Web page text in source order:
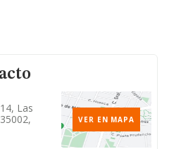
Las
VER EN MAPA